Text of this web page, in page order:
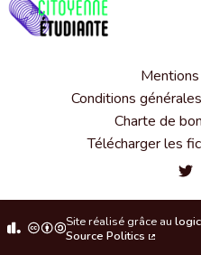
Conditions
Charte de
Télécharger les
Site réalisé grâce au
Source Politics